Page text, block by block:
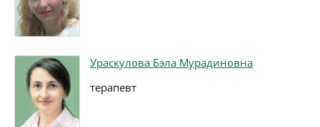
Ураскулова Бэла Мурадиновна
терапевт